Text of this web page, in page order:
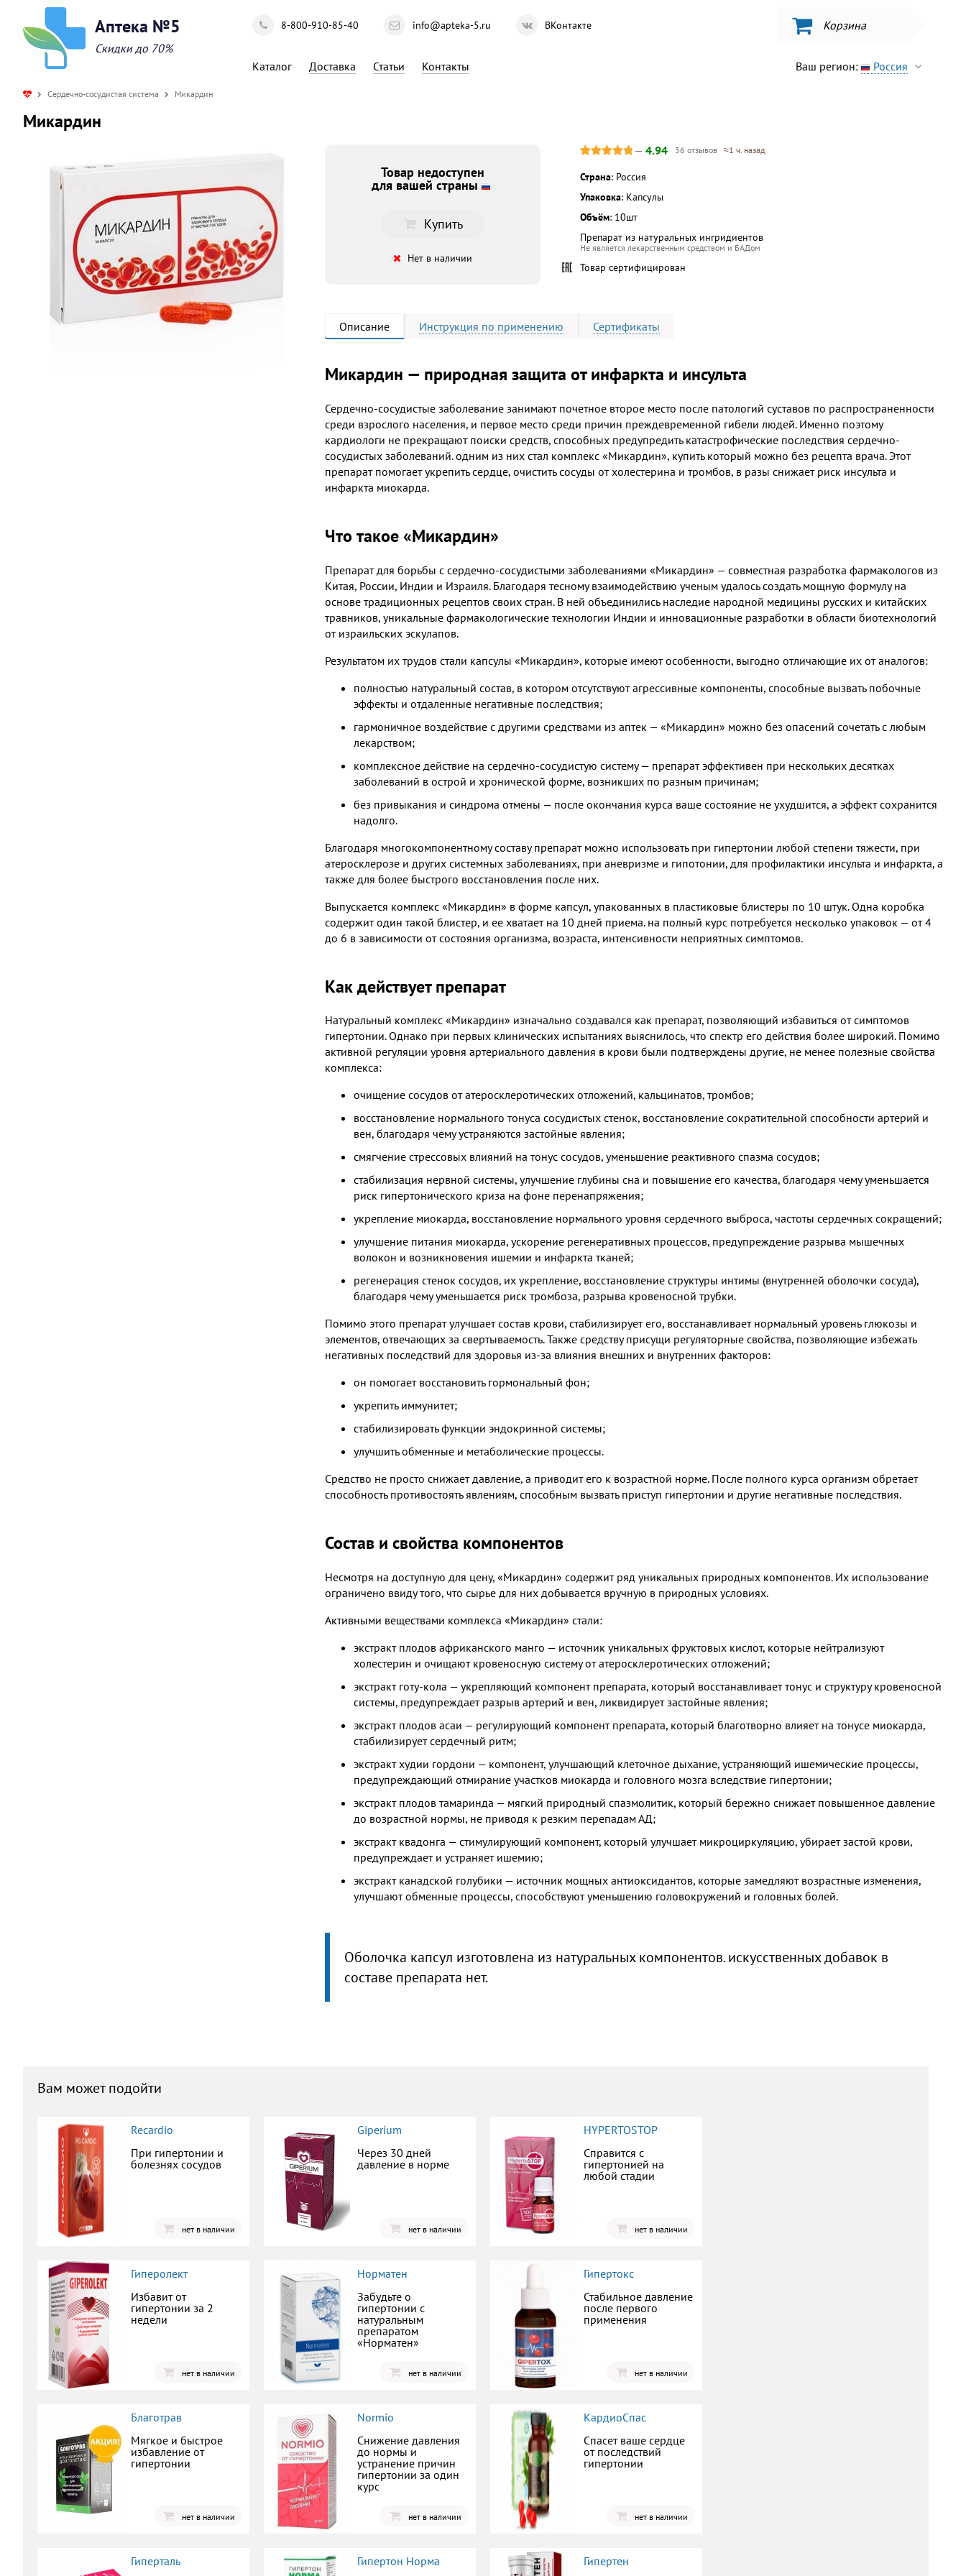
Аптека №5
Скидки до 70%
8-800-910-85-40 info@apteka-5.ru ВКонтакте Корзина
Каталог Доставка Статьи Контакты Ваш регион: Россия
Сердечно-сосудистая система Микардин
Микардин
Товар недоступен
для вашей страны
Купить
Нет в наличии
— 4.94 36 отзывов ≈1 ч. назад
Страна: Россия
Упаковка: Капсулы
Объём: 10шт
Препарат из натуральных ингридиентов
Не является лекарственным средством и БАДом
Товар сертифицирован
Описание Инструкция по применению Сертификаты
Микардин — природная защита от инфаркта и инсульта
Сердечно-сосудистые заболевание занимают почетное второе место после патологий суставов по распространенности
среди взрослого населения, и первое место среди причин преждевременной гибели людей. Именно поэтому
кардиологи не прекращают поиски средств, способных предупредить катастрофические последствия сердечно-
сосудистых заболеваний. одним из них стал комплекс «Микардин», купить который можно без рецепта врача. Этот
препарат помогает укрепить сердце, очистить сосуды от холестерина и тромбов, в разы снижает риск инсульта и
инфаркта миокарда.
Что такое «Микардин»
Препарат для борьбы с сердечно-сосудистыми заболеваниями «Микардин» — совместная разработка фармакологов из
Китая, России, Индии и Израиля. Благодаря тесному взаимодействию ученым удалось создать мощную формулу на
основе традиционных рецептов своих стран. В ней объединились наследие народной медицины русских и китайских
травников, уникальные фармакологические технологии Индии и инновационные разработки в области биотехнологий
от израильских эскулапов.
Результатом их трудов стали капсулы «Микардин», которые имеют особенности, выгодно отличающие их от аналогов:
полностью натуральный состав, в котором отсутствуют агрессивные компоненты, способные вызвать побочные
эффекты и отдаленные негативные последствия;
гармоничное воздействие с другими средствами из аптек — «Микардин» можно без опасений сочетать с любым
лекарством;
комплексное действие на сердечно-сосудистую систему — препарат эффективен при нескольких десятках
заболеваний в острой и хронической форме, возникших по разным причинам;
без привыкания и синдрома отмены — после окончания курса ваше состояние не ухудшится, а эффект сохранится
надолго.
Благодаря многокомпонентному составу препарат можно использовать при гипертонии любой степени тяжести, при
атеросклерозе и других системных заболеваниях, при аневризме и гипотонии, для профилактики инсульта и инфаркта, а
также для более быстрого восстановления после них.
Выпускается комплекс «Микардин» в форме капсул, упакованных в пластиковые блистеры по 10 штук. Одна коробка
содержит один такой блистер, и ее хватает на 10 дней приема. на полный курс потребуется несколько упаковок — от 4
до 6 в зависимости от состояния организма, возраста, интенсивности неприятных симптомов.
Как действует препарат
Натуральный комплекс «Микардин» изначально создавался как препарат, позволяющий избавиться от симптомов
гипертонии. Однако при первых клинических испытаниях выяснилось, что спектр его действия более широкий. Помимо
активной регуляции уровня артериального давления в крови были подтверждены другие, не менее полезные свойства
комплекса:
очищение сосудов от атеросклеротических отложений, кальцинатов, тромбов;
восстановление нормального тонуса сосудистых стенок, восстановление сократительной способности артерий и
вен, благодаря чему устраняются застойные явления;
смягчение стрессовых влияний на тонус сосудов, уменьшение реактивного спазма сосудов;
стабилизация нервной системы, улучшение глубины сна и повышение его качества, благодаря чему уменьшается
риск гипертонического криза на фоне перенапряжения;
укрепление миокарда, восстановление нормального уровня сердечного выброса, частоты сердечных сокращений;
улучшение питания миокарда, ускорение регенеративных процессов, предупреждение разрыва мышечных
волокон и возникновения ишемии и инфаркта тканей;
регенерация стенок сосудов, их укрепление, восстановление структуры интимы (внутренней оболочки сосуда),
благодаря чему уменьшается риск тромбоза, разрыва кровеносной трубки.
Помимо этого препарат улучшает состав крови, стабилизирует его, восстанавливает нормальный уровень глюкозы и
элементов, отвечающих за свертываемость. Также средству присущи регуляторные свойства, позволяющие избежать
негативных последствий для здоровья из-за влияния внешних и внутренних факторов:
он помогает восстановить гормональный фон;
укрепить иммунитет;
стабилизировать функции эндокринной системы;
улучшить обменные и метаболические процессы.
Средство не просто снижает давление, а приводит его к возрастной норме. После полного курса организм обретает
способность противостоять явлениям, способным вызвать приступ гипертонии и другие негативные последствия.
Состав и свойства компонентов
Несмотря на доступную для цену, «Микардин» содержит ряд уникальных природных компонентов. Их использование
ограничено ввиду того, что сырье для них добывается вручную в природных условиях.
Активными веществами комплекса «Микардин» стали:
экстракт плодов африканского манго — источник уникальных фруктовых кислот, которые нейтрализуют
холестерин и очищают кровеносную систему от атеросклеротических отложений;
экстракт готу-кола — укрепляющий компонент препарата, который восстанавливает тонус и структуру кровеносной
системы, предупреждает разрыв артерий и вен, ликвидирует застойные явления;
экстракт плодов асаи — регулирующий компонент препарата, который благотворно влияет на тонусе миокарда,
стабилизирует сердечный ритм;
экстракт худии гордони — компонент, улучшающий клеточное дыхание, устраняющий ишемические процессы,
предупреждающий отмирание участков миокарда и головного мозга вследствие гипертонии;
экстракт плодов тамаринда — мягкий природный спазмолитик, который бережно снижает повышенное давление
до возрастной нормы, не приводя к резким перепадам АД;
экстракт квадонга — стимулирующий компонент, который улучшает микроциркуляцию, убирает застой крови,
предупреждает и устраняет ишемию;
экстракт канадской голубики — источник мощных антиоксидантов, которые замедляют возрастные изменения,
улучшают обменные процессы, способствуют уменьшению головокружений и головных болей.
Оболочка капсул изготовлена из натуральных компонентов. искусственных добавок в
составе препарата нет.
Вам может подойти
Recardio
При гипертонии и
болезнях сосудов
нет в наличии
Giperium
Через 30 дней
давление в норме
нет в наличии
HYPERTOSTOP
Справится с
гипертонией на
любой стадии
нет в наличии
Гиперолект
Избавит от
гипертонии за 2
недели
нет в наличии
Норматен
Забудьте о
гипертонии с
натуральным
препаратом
«Норматен»
нет в наличии
Гипертокс
Стабильное давление
после первого
применения
нет в наличии
Благотрав
Мягкое и быстрое
избавление от
гипертонии
нет в наличии
Normio
Снижение давления
до нормы и
устранение причин
гипертонии за один
курс
нет в наличии
КардиоСпас
Спасет ваше сердце
от последствий
гипертонии
нет в наличии
Гиперталь Гипертон Норма Гипертен